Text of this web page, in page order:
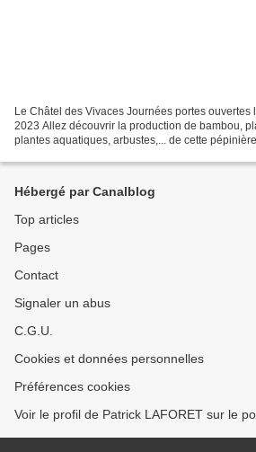
Le Châtel des Vivaces Journées portes ouvertes
2023 Allez découvrir la production de bambou,
plantes aquatiques, arbustes,... de cette
Hébergé par Canalblog
Top articles
Pages
Contact
Signaler un abus
C.G.U.
Cookies et données personnelles
Préférences cookies
Voir le profil de Patrick LAFORET sur le